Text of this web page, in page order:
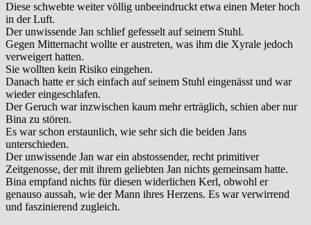
Diese schwebte weiter völlig unbeeindruckt etwa einen Meter hoch
in der Luft.
Der unwissende Jan schlief gefesselt auf seinem Stuhl.
Gegen Mitternacht wollte er austreten, was ihm die Xyrale jedoch
verweigert hatten.
Sie wollten kein Risiko eingehen.
Danach hatte er sich einfach auf seinem Stuhl eingenässt und war
wieder eingeschlafen.
Der Geruch war inzwischen kaum mehr erträglich, schien aber nur
Bina zu stören.
Es war schon erstaunlich, wie sehr sich die beiden Jans
unterschieden.
Der unwissende Jan war ein abstossender, recht primitiver
Zeitgenosse, der mit ihrem geliebten Jan nichts gemeinsam hatte.
Bina empfand nichts für diesen widerlichen Kerl, obwohl er
genauso aussah, wie der Mann ihres Herzens. Es war verwirrend
und faszinierend zugleich.